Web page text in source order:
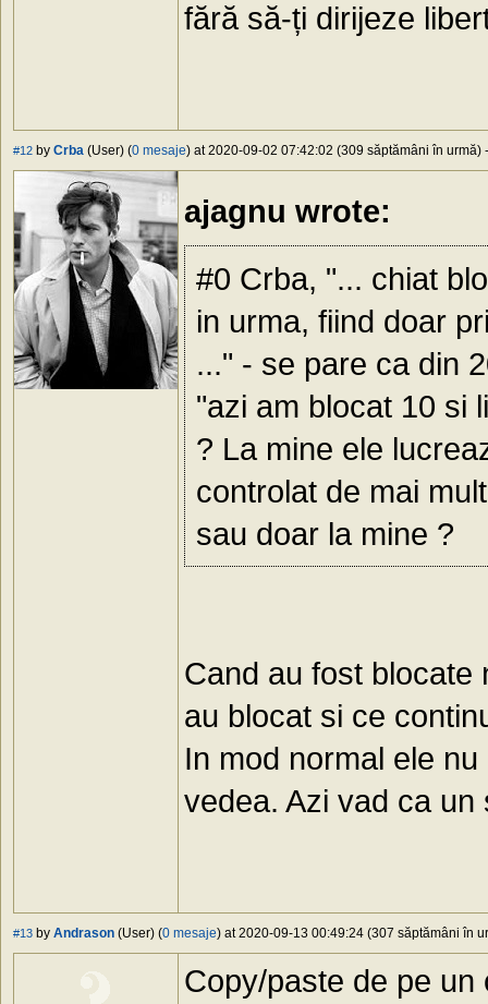
fără să-ți dirijeze
#12 by Crba (User) (0 mesaje) at 2020-09-02 07:42:02 (309 săptămâni în urmă)
ajagnu wrote:
#0 Crba, "... chiat
in urma, fiind doar
..." - se pare ca din
"azi am blocat 10 si
? La mine ele
controlat de mai
sau doar la mine ?
Cand au fost blocate
au blocat si ce
In mod normal ele
vedea. Azi vad ca
#13 by Andrason (User) (0 mesaje) at 2020-09-13 00:49:24 (307 săptămâni în
Copy/paste de pe